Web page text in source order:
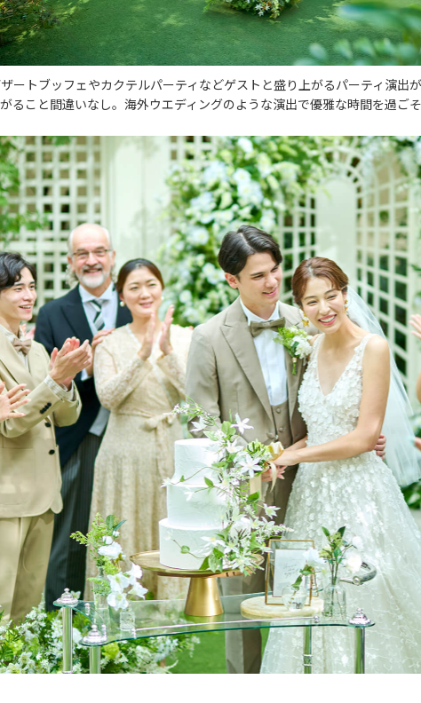
ートブッフェやカクテルパーティなどゲストと盛り上がるパーティ演出
ること間違いなし。海外ウエディングのような演出で優雅な時間を過ごそ